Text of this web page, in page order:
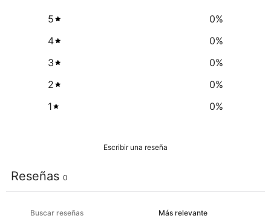
5 0%
4
0%
3
0%
2
0%
1
0%
Escribir una reseña
Reseñas 0